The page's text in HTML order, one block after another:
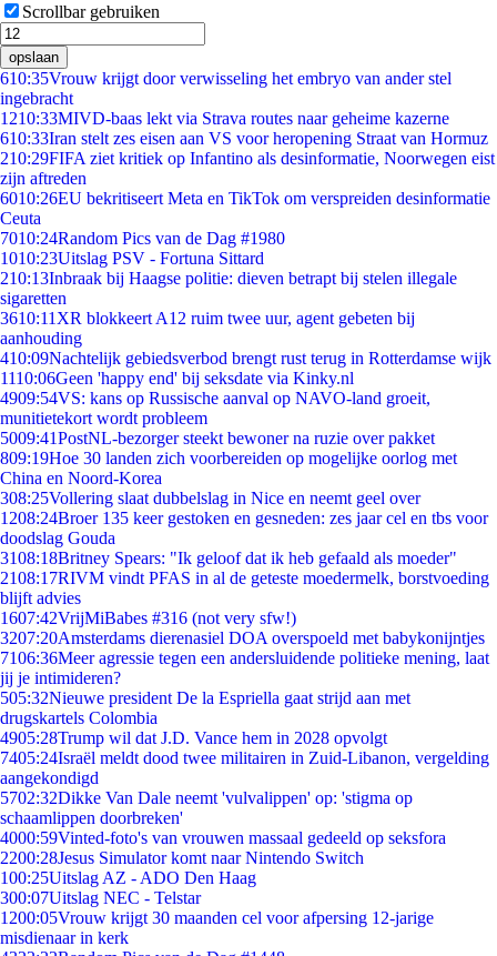
Scrollbar gebruiken
opslaan
610:35Vrouw krijgt door verwisseling het embryo van ander stel
ingebracht
1210:33MIVD-baas lekt via Strava routes naar geheime kazerne
610:33Iran stelt zes eisen aan VS voor heropening Straat van Hormuz
210:29FIFA ziet kritiek op Infantino als desinformatie, Noorwegen eist
zijn aftreden
6010:26EU bekritiseert Meta en TikTok om verspreiden desinformatie
Ceuta
7010:24Random Pics van de Dag #1980
1010:23Uitslag PSV - Fortuna Sittard
210:13Inbraak bij Haagse politie: dieven betrapt bij stelen illegale
sigaretten
3610:11 XR blokkeert A12 ruim twee uur, agent gebeten bij
aanhouding
410:09Nachtelijk gebiedsverbod brengt rust terug in Rotterdamse wijk
1110:06Geen 'happy end' bij seksdate via Kinky.nl
4909:54VS: kans op Russische aanval op NAVO-land groeit,
munitietekort wordt probleem
5009:41PostNL-bezorger steekt bewoner na ruzie over pakket
809:19Hoe 30 landen zich voorbereiden op mogelijke oorlog met
China en Noord-Korea
308:25Vollering slaat dubbelslag in Nice en neemt geel over
1208:24Broer 135 keer gestoken en gesneden: zes jaar cel en tbs voor
doodslag Gouda
3108:18Britney Spears: "Ik geloof dat ik heb gefaald als moeder"
2108:17RIVM vindt PFAS in al de geteste moedermelk, borstvoeding
blijft advies
1607:42VrijMiBabes #316 (not very sfw!)
3207:20Amsterdams dierenasiel DOA overspoeld met babykonijntjes
7106:36Meer agressie tegen een andersluidende politieke mening, laat
jij je intimideren?
505:32Nieuwe president De la Espriella gaat strijd aan met
drugskartels Colombia
4905:28Trump wil dat J.D. Vance hem in 2028 opvolgt
7405:24Israël meldt dood twee militairen in Zuid-Libanon, vergelding
aangekondigd
5702:32Dikke Van Dale neemt 'vulvalippen' op: 'stigma op
schaamlippen doorbreken'
4000:59Vinted-foto's van vrouwen massaal gedeeld op seksfora
2200:28Jesus Simulator komt naar Nintendo Switch
100:25Uitslag AZ - ADO Den Haag
300:07Uitslag NEC - Telstar
1200:05Vrouw krijgt 30 maanden cel voor afpersing 12-jarige
misdienaar in kerk